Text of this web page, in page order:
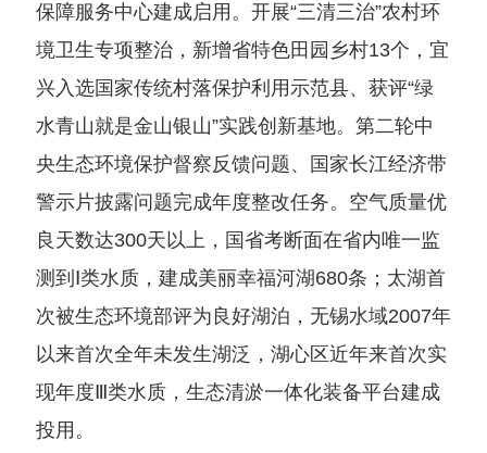
保障服务中心建成启用。开展“三清三治”农村环
境卫生专项整治，新增省特色田园乡村13个，宜
兴入选国家传统村落保护利用示范县、获评“绿
水青山就是金山银山”实践创新基地。第二轮中
央生态环境保护督察反馈问题、国家长江经济带
警示片披露问题完成年度整改任务。空气质量优
良天数达300天以上，国省考断面在省内唯一监
测到Ⅰ类水质，建成美丽幸福河湖680条；太湖首
次被生态环境部评为良好湖泊，无锡水域2007年
以来首次全年未发生湖泛，湖心区近年来首次实
现年度Ⅲ类水质，生态清淤一体化装备平台建成
投用。